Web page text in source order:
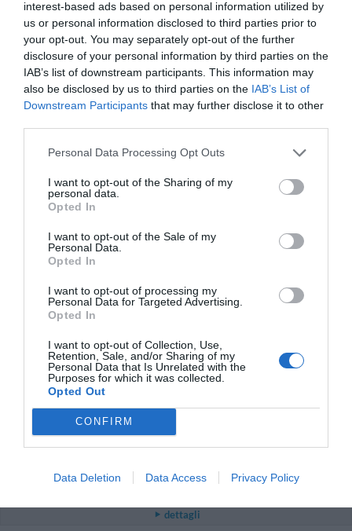
interest-based ads based on personal information utilized by
us or personal information disclosed to third parties prior to
your opt-out. You may separately opt-out of the further
disclosure of your personal information by third parties on the
IAB’s list of downstream participants. This information may
also be disclosed by us to third parties on the IAB’s List of
Downstream Participants that may further disclose it to other
Personal Data Processing Opt Outs
I want to opt-out of the Sharing of my
personal data.
Opted In
I want to opt-out of the Sale of my
Personal Data.
Opted In
I want to opt-out of processing my
Personal Data for Targeted Advertising.
Opted In
I want to opt-out of Collection, Use,
Retention, Sale, and/or Sharing of my
Personal Data that Is Unrelated with the
Purposes for which it was collected.
Opted Out
CONFIRM
Data Deletion Data Access Privacy Policy
Pasqualino
Italia
Settembre 2013
Coppia età media superiore ai 35 anni
FAVOLOSO
8.5/10
Restaurant recommendation not good. Found a piece of hair in my sea food
platter.
dettagli
Coppia età media superiore ai 35 anni
OTTIMO
dettagli
Viaggiatore con amici/colleghi
Ritornerebbe in questo hotel?
Alessandro
Costa Rica
dettagli